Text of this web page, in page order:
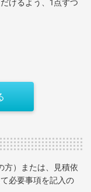
方）または、見積依
必要事項を記入の